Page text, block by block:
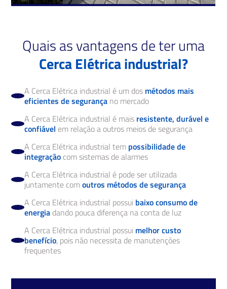
Quais as vantagens de ter uma
Cerca Elétrica industrial?
A Cerca Elétrica industrial é um dos métodos mais
eficientes de segurança no mercado
A Cerca Elétrica industrial é mais resistente, durável e
confiável em relação a outros meios de segurança
A Cerca Elétrica industrial tem possibilidade de
integração com sistemas de alarmes
A Cerca Elétrica industrial é pode ser utilizada
juntamente comoutros métodos de segurança
A Cerca Elétrica industrial possui baixo consumo de
energia dando pouca diferença na conta de luz
A Cerca Elétrica industrial possui melhor custo
benefício, pois não necessita de manutenções
frequentes